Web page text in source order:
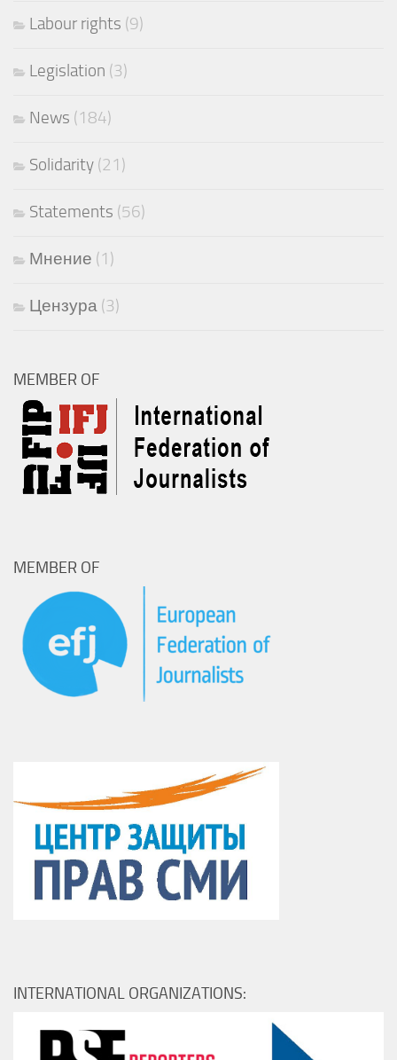
Labour rights (9)
Legislation (3)
News (184)
Solidarity (21)
Statements (56)
Мнение (1)
Цензура (3)
MEMBER OF
MEMBER OF
INTERNATIONAL ORGANIZATIONS: